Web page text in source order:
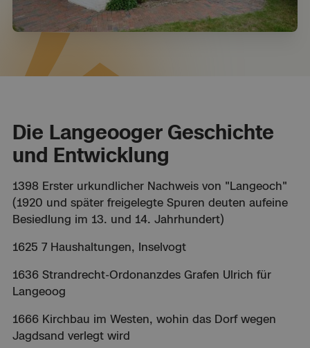
Die Langeooger Geschichte
und Entwicklung
1398 Erster urkundlicher Nachweis von "Langeoch"
(1920 und später freigelegte Spuren deuten aufeine
Besiedlung im 13. und 14. Jahrhundert)
1625 7 Haushaltungen, Inselvogt
1636 Strandrecht-Ordonanzdes Grafen Ulrich für
Langeoog
1666 Kirchbau im Westen, wohin das Dorf wegen
Jagdsand verlegt wird